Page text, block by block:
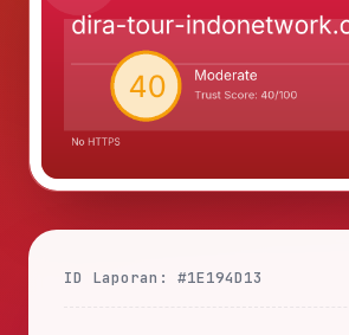
ID Laporan: #1E194D13